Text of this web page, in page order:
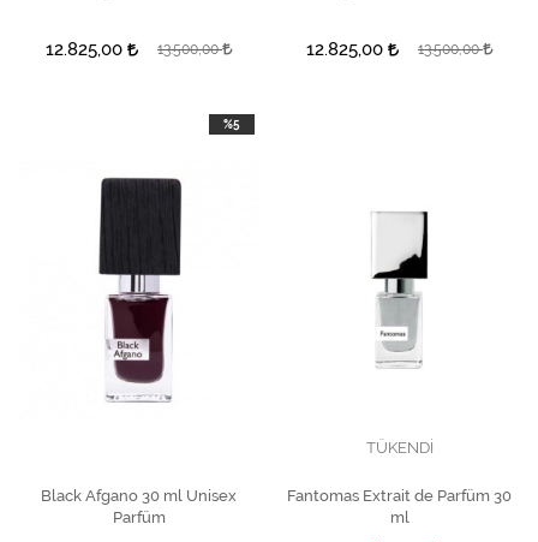
12.825,00 13.500,00 12.825,00 13.500,00
SEPETE EKLE
Black Afgano 30 ml Unisex
Parfüm
%5
TÜKENDİ
Fantomas Extrait de Parfüm 30
ml